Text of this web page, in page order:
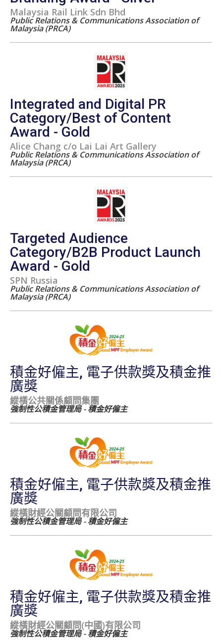
Malaysia Rail Link Sdn Bhd
Public Relations & Communications Association of
Malaysia (PRCA)
Integrated and Digital PR
Category/Best of Content
Award - Gold
Alice Chang c/o Lai Lai Art Gallery
Public Relations & Communications Association of
Malaysia (PRCA)
Targeted Audience
Category/B2B Product Launch
Award - Gold
SPN Russia
Public Relations & Communications Association of
Malaysia (PRCA)
積金好僱主, 電子供款獎及積金推
廣獎
縱橫公共關係顧問集團
強制性公積金管理局 - 積金好僱主
積金好僱主, 電子供款獎及積金推
廣獎
縱橫財經公關顧問有限公司
強制性公積金管理局 - 積金好僱主
積金好僱主, 電子供款獎及積金推
廣獎
縱橫財經公關顧問(中國)有限公司
強制性公積金管理局 - 積金好僱主